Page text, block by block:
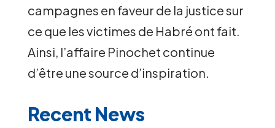
campagnes en faveur de la justice sur
ce que les victimes de Habré ont fait.
Ainsi, l’affaire Pinochet continue
d’être une source d’inspiration.
Recent News